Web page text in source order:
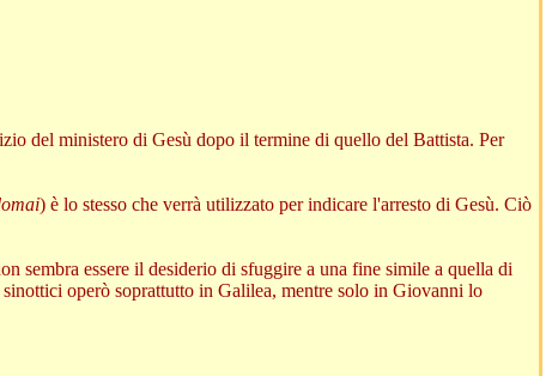
del ministero di Gesù dopo il termine di quello del Battista. Per
) è lo stesso che verrà utilizzato per indicare l'arresto di Gesù. Ciò
sembra essere il desiderio di sfuggire a una fine simile a quella di
operò soprattutto in Galilea, mentre solo in Giovanni lo